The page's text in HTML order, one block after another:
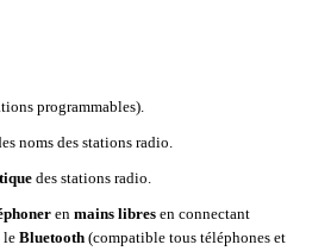
programmables).
noms des stations radio.
des stations radio.
en mains libres en connectant
le Bluetooth (compatible tous téléphones et